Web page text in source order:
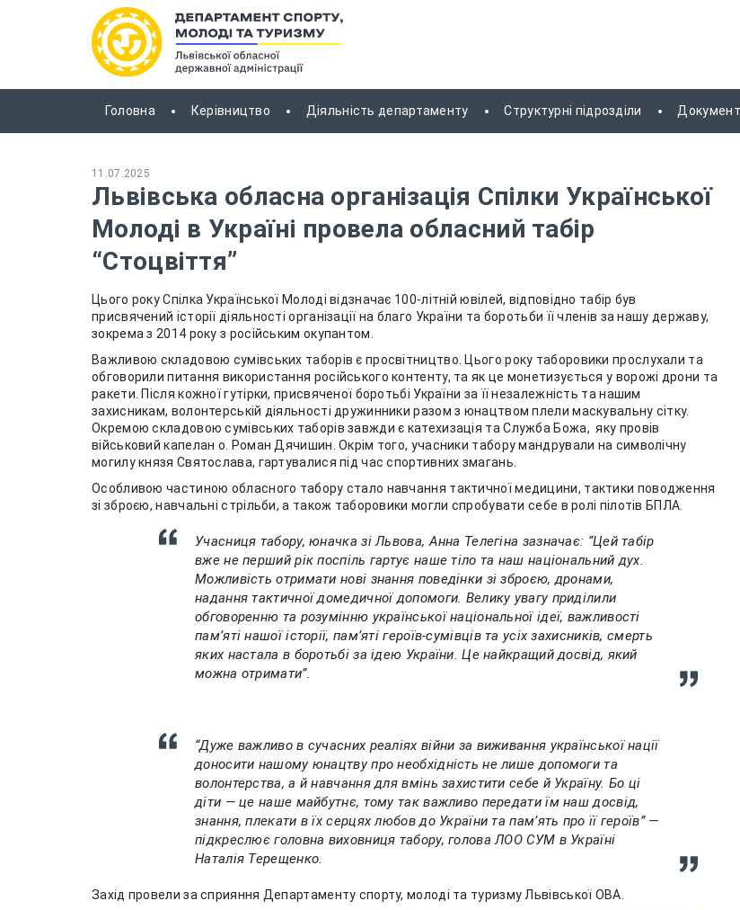
Головна Керівництво Діяльність департаменту Структурні підрозділи
11.07.2025
Львівська обласна організація Спілки Української
Молоді в Україні провела обласний табір
“Стоцвіття”
Цього року Спілка Української Молоді відзначає 100-літній ювілей, відповідно табір був
присвячений історії діяльності організації на благо України та боротьби її членів за нашу державу,
зокрема з 2014 року з російським окупантом.
Важливою складовою сумівських таборів є просвітництво. Цього року таборовики прослухали та
обговорили питання використання російського контенту, та як це монетизується у ворожі дрони та
ракети. Після кожної гутірки, присвяченої боротьбі України за її незалежність та нашим
захисникам, волонтерській діяльності дружинники разом з юнацтвом плели маскувальну сітку.
Окремою складовою сумівських таборів завжди є катехизація та Служба Божа, яку провів
військовий капелан о. Роман Дячишин. Окрім того, учасники табору мандрували на символічну
могилу князя Святослава, гартувалися під час спортивних змагань.
Особливою частиною обласного табору стало навчання тактичної медицини, тактики поводження
зі зброєю, навчальні стрільби, а також таборовики могли спробувати себе в ролі пілотів БПЛА.
Учасниця табору, юначка зі Львова, Анна Телегіна зазначає: “Цей табір
вже не перший рік поспіль гартує наше тіло та наш національний дух.
Можливість отримати нові знання поведінки зі зброєю, дронами,
надання тактичної домедичної допомоги. Велику увагу приділили
обговоренню та розумінню української національної ідеї, важливості
памʼяті нашої історії, памʼяті героїв-сумівців та усіх захисників, смерть
яких настала в боротьбі за ідею України. Це найкращий досвід, який
можна отримати”.
“Дуже важливо в сучасних реаліях війни за виживання української нації
доносити нашому юнацтву про необхідність не лише допомоги та
волонтерства, а й навчання для вмінь захистити себе й Україну. Бо ці
діти — це наше майбутнє, тому так важливо передати їм наш досвід,
знання, плекати в їх серцях любов до України та пам’ять про її героїв” —
підкреслює головна виховниця табору, голова ЛОО СУМ в Україні
Наталія Терещенко.
Захід провели за сприяння Департаменту спорту, молоді та туризму Львівської ОВА.